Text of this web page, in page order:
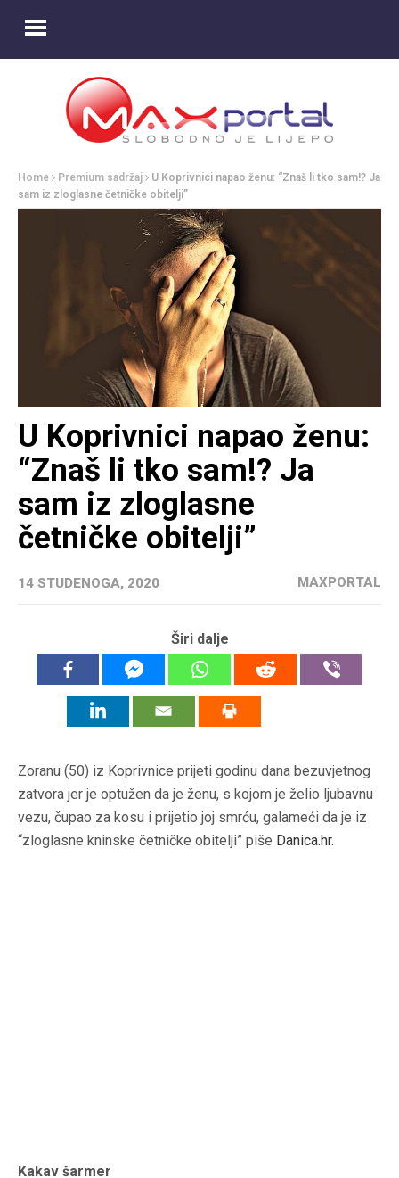
Home Premium sadržaj
U Koprivnici napao ženu: “Znaš li tko sam!? Ja
sam iz zloglasne četničke obitelji”
U Koprivnici napao ženu:
“Znaš li tko sam!? Ja
sam iz zloglasne
četničke obitelji”
14 STUDENOGA, 2020 MAXPORTAL
Širi dalje
Zoranu (50) iz Koprivnice prijeti godinu dana bezuvjetnog
zatvora jer je optužen da je ženu, s kojom je želio ljubavnu
vezu, čupao za kosu i prijetio joj smrću, galameći da je iz
“zloglasne kninske četničke obitelji” piše Danica.hr.
Kakav šarmer